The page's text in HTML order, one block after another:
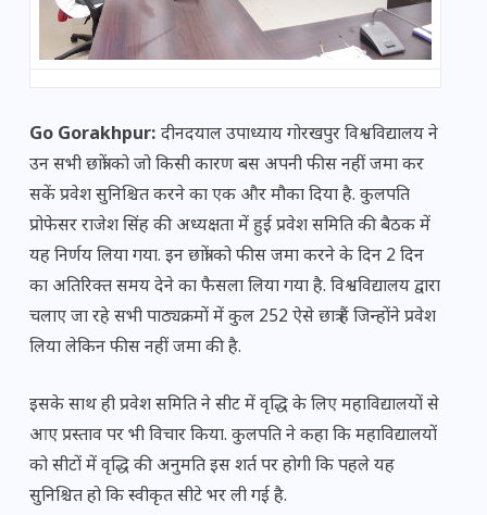
Go Gorakhpur: दीनदयाल उपाध्याय गोरखपुर विश्वविद्यालय ने
उन सभी छात्रों को जो किसी कारण बस अपनी फीस नहीं जमा कर
सकें प्रवेश सुनिश्चित करने का एक और मौका दिया है. कुलपति
प्रोफेसर राजेश सिंह की अध्यक्षता में हुई प्रवेश समिति की बैठक में
यह निर्णय लिया गया. इन छात्रों को फीस जमा करने के दिन 2 दिन
का अतिरिक्त समय देने का फैसला लिया गया है. विश्वविद्यालय द्वारा
चलाए जा रहे सभी पाठ्यक्रमों में कुल 252 ऐसे छात्र हैं जिन्होंने प्रवेश
लिया लेकिन फीस नहीं जमा की है.
इसके साथ ही प्रवेश समिति ने सीट में वृद्धि के लिए महाविद्यालयों से
आए प्रस्ताव पर भी विचार किया. कुलपति ने कहा कि महाविद्यालयों
को सीटों में वृद्धि की अनुमति इस शर्त पर होगी कि पहले यह
सुनिश्चित हो कि स्वीकृत सीटे भर ली गई है.